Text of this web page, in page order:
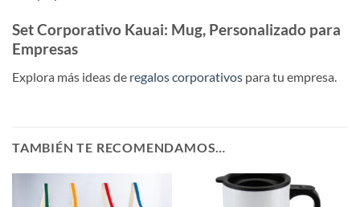
Set Corporativo Kauai: Mug, Personalizado para
Empresas
Explora más ideas de regalos corporativos para tu empresa.
TAMBIÉN TE RECOMENDAMOS…